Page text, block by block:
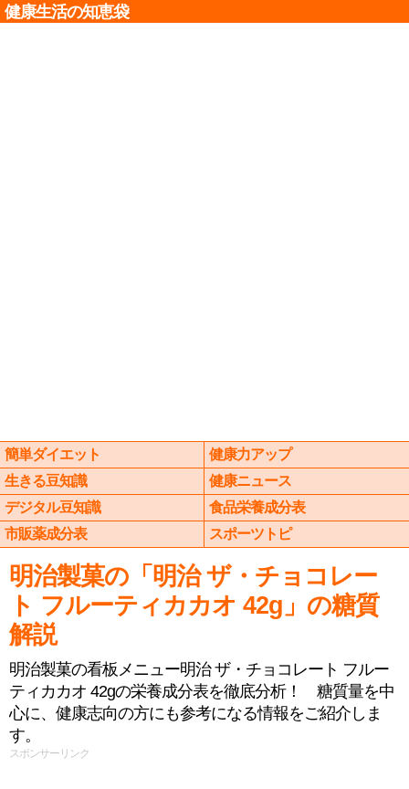
健康生活の知恵袋
簡単ダイエット
健康力アップ
生きる豆知識
健康ニュース
デジタル豆知識
食品栄養成分表
市販薬成分表
スポーツトピ
明治製菓の「明治 ザ・チョコレー
ト フルーティカカオ 42g」の糖質
解説
明治製菓の看板メニュー明治 ザ・チョコレート フルー
ティカカオ 42gの栄養成分表を徹底分析！ 糖質量を中
心に、健康志向の方にも参考になる情報をご紹介しま
す。
スポンサーリンク